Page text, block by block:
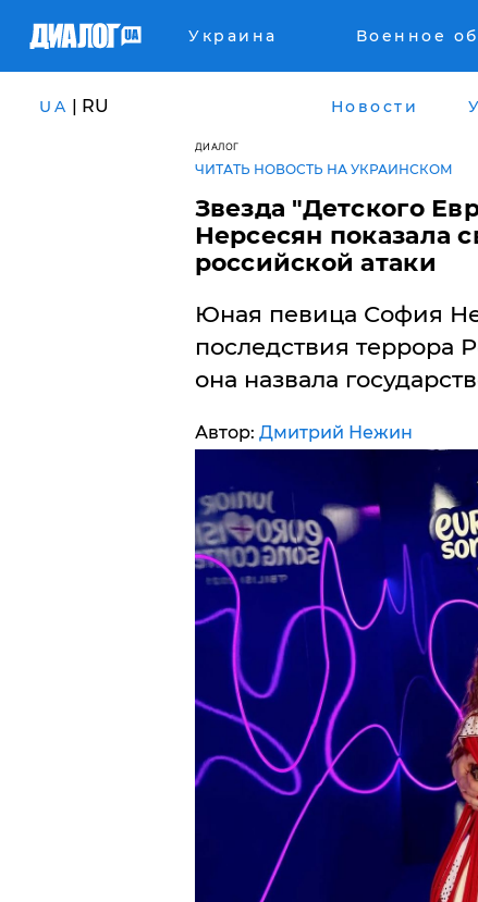
Украина Военное
UA | RU Новости
ДИАЛОГ
ЧИТАТЬ НОВОСТЬ НА УКРАИНСКОМ
Звезда "Детского
Нерсесян показала
российской атаки
Юная певица София
последствия террора
она назвала
Автор: Дмитрий Нежин